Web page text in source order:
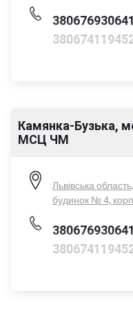
380676930641
Пн-Пт - 08:00-
Сб - 08:00-14:00
Камянка-Бузька,
МСЦ ЧМ
Львівська
будинок № 4,
380676930641